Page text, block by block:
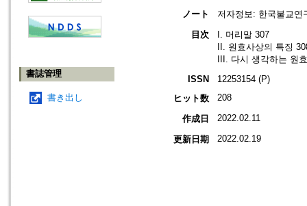
書誌管理
書き出し
ノート
저자정보: 한국불교연
目次
I. 머리말 307
II. 원효사상의 특징
III. 다시 생각하는 원
ISSN
12253154 (P)
ヒット数
208
作成日 2022.02.11
更新日期 2022.02.19